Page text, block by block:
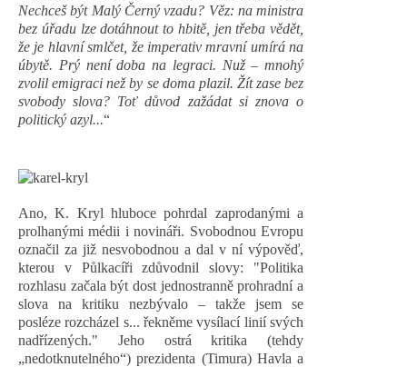
Nechceš být Malý Černý vzadu? Věz: na ministra
bez úřadu lze dotáhnout to hbitě, jen třeba vědět,
že je hlavní smlčet, že imperativ mravní umírá na
úbytě. Prý není doba na legraci. Nuž – mnohý
zvolil emigraci než by se doma plazil. Žít zase bez
svobody slova? Toť důvod zažádat si znova o
politický azyl...“
Ano, K. Kryl hluboce pohrdal zaprodanými a
prolhanými médii i novináři. Svobodnou Evropu
označil za již nesvobodnou a dal v ní výpověď,
kterou v Půlkacíři zdůvodnil slovy: "Politika
rozhlasu začala být dost jednostranně prohradní a
slova na kritiku nezbývalo – takže jsem se
posléze rozcházel s... řekněme vysílací linií svých
nadřízených." Jeho ostrá kritika (tehdy
„nedotknutelného“) prezidenta (Timura) Havla a